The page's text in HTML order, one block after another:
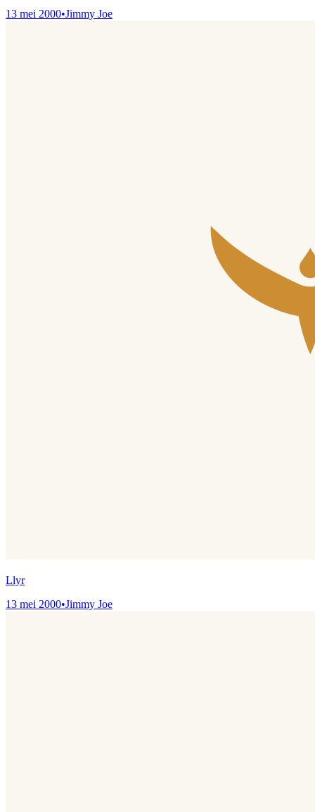
13 mei 2000•Jimmy Joe
Llyr
13 mei 2000•Jimmy Joe